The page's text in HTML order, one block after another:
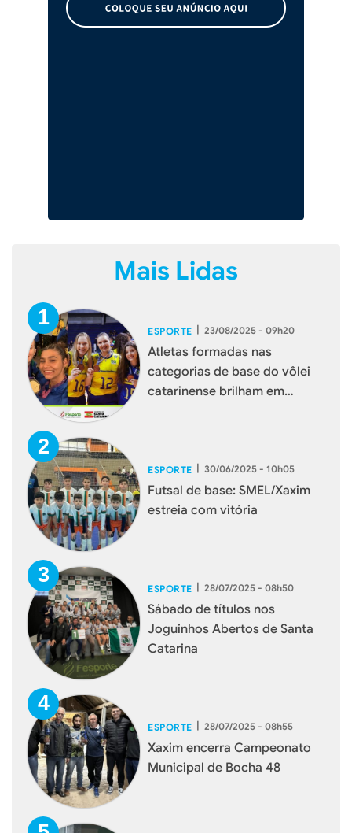
Mais Lidas
ESPORTE 23/08/2025 - 09h20
Atletas formadas nas
categorias de base do vôlei
catarinense brilham em
ESPORTE | 30/06/2025 - 10h05
Futsal de base: SMEL/Xaxim
estreia com vitória
ESPORTE | 28/07/2025 - 08h50
Sábado de títulos nos
Joguinhos Abertos de Santa
Catarina
ESPORTE | 28/07/2025 - 08h55
Xaxim encerra Campeonato
Municipal de Bocha 48